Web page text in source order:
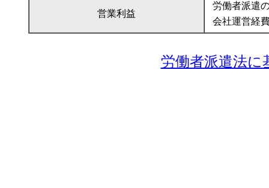
営業利益
労働者派遣
会社運営経
労働者派遣法に